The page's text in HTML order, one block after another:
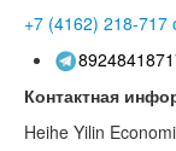
+7 (4162) 218-717
Контактная
Heihe Yilin